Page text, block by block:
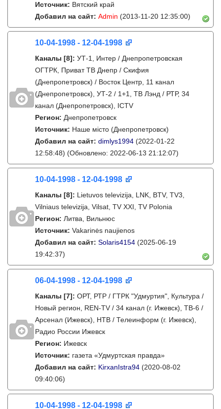
Источник: Вятский край
Добавил на сайт: Admin (2013-11-20 12:35:00)
10-04-1998 - 12-04-1998
Каналы [8]: УТ-1, Интер / Днепропетровская
ОГТРК, Приват ТВ Днепр / Скифия
(Днепропетровск) / Восток Центр, 11 канал
(Днепропетровск), УТ-2 / 1+1, ТВ Лэнд / РТР, 34
канал (Днепропетровск), ICTV
Регион: Днепропетровск
Источник: Наше місто (Днепропетровск)
Добавил на сайт: dimlys1994 (2022-01-22
12:58:48) (Обновлено: 2022-06-13 21:12:07)
10-04-1998 - 12-04-1998
Каналы [8]: Lietuvos televizija, LNK, BTV, TV3,
Vilniaus televizija, Vilsat, TV XXI, TV Polonia
Регион: Литва, Вильнюс
Источник: Vakarinės naujienos
Добавил на сайт: Solaris4154 (2025-06-19
19:42:37)
06-04-1998 - 12-04-1998
Каналы [7]: ОРТ, РТР / ГТРК "Удмуртия", Культура /
Новый регион, REN-TV / 34 канал (г. Ижевск), ТВ-6 /
Арсенал (Ижевск), НТВ / Телеинформ (г. Ижевск),
Радио России Ижевск
Регион: Ижевск
Источник: газета «Удмуртская правда»
Добавил на сайт: KirxanIstra94 (2020-08-02
09:40:06)
10-04-1998 - 12-04-1998